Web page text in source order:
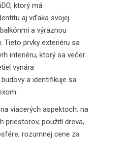
ktorý má
aj vďaka svojej
a výraznou
Tieto prvky exteriéru sa
interiéru, ktorý sa večer
vynára
a identifikuje sa
viacerých aspektoch: na
priestorov, použití dreva,
rozumnej cene za